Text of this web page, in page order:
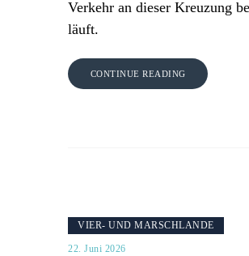
Verkehr an dieser Kreuzung
läuft.
CONTINUE READING
VIER- UND MARSCHLANDE
22. Juni 2026